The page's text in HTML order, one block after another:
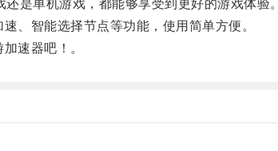
单机游戏，都能够享受到更好的游戏体验。
智能选择节点等功能，使用简单方便。
速器吧！。